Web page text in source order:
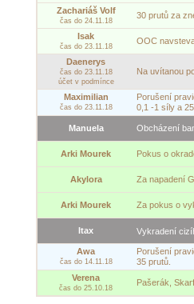
Zachariáš Volf
čas do 24.11.18
30 prutů za
Isak
čas do 23.11.18
OOC
Daenerys
čas do 23.11.18
účet v podmínce
Na uvítanou
Maximilian
čas do 23.11.18
Porušení
0,1 -1 síly a
Manuela Obcházení
Arki Mourek Pokus o
Akylora Za napadení
Arki Mourek Za pokus o
Itax Vykradení
Awa
čas do 14.11.18
Porušení
35 prutů.
Verena
čas do 25.10.18
Pašerák,